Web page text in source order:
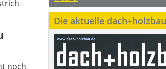
noch
Die aktuelle dach+holzbau